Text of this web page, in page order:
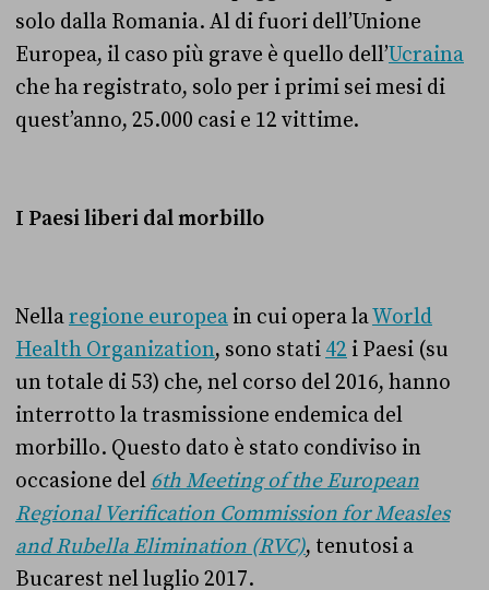
solo dalla Romania. Al di fuori dell’Unione
Europea, il caso più grave è quello dell’Ucraina
che ha registrato, solo per i primi sei mesi di
quest’anno, 25.000 casi e 12 vittime.
I Paesi liberi dal morbillo
Nellaregione europea in cui opera laWorld
Health Organization, sono stati 42 i Paesi (su
un totale di 53) che, nel corso del 2016, hanno
interrotto la trasmissione endemica del
morbillo. Questo dato è stato condiviso in
occasione del 6th Meeting of the European
Regional Verification Commission for Measles
and Rubella Elimination (RVC), tenutosi a
Bucarest nel luglio 2017.